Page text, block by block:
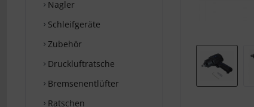
Nagler
Schleifgeräte
Zubehör
Druckluftratsche
Bremsenentlüfter
Ratschen